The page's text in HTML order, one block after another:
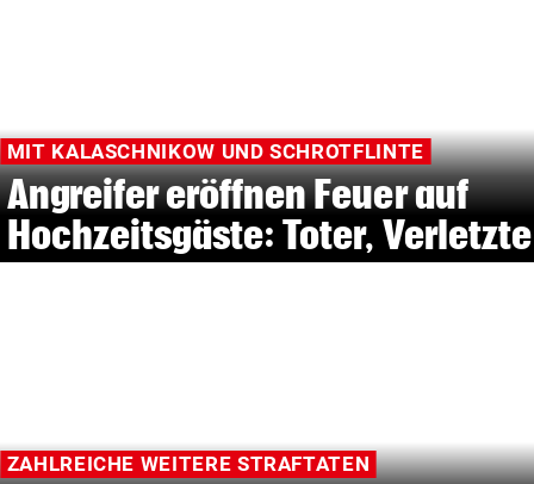
MIT KALASCHNIKOW UND SCHROTFLINTE
Angreifer eröffnen Feuer auf
Hochzeitsgäste: Toter, Verletzte
ZAHLREICHE WEITERE STRAFTATEN